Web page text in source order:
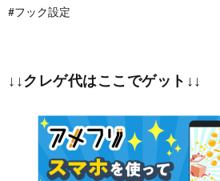
#フック設定
↓↓クレゲ代はここでゲット↓↓